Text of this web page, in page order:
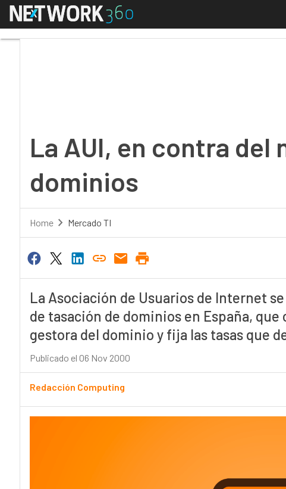
Menú
La AUI, en contra del
dominios
Home Mercado TI
La Asociación de Usuarios de Internet
de tasación de dominios en España,
gestora del dominio y fija las tasas que
Publicado el 06 Nov 2000
Redacción Computing